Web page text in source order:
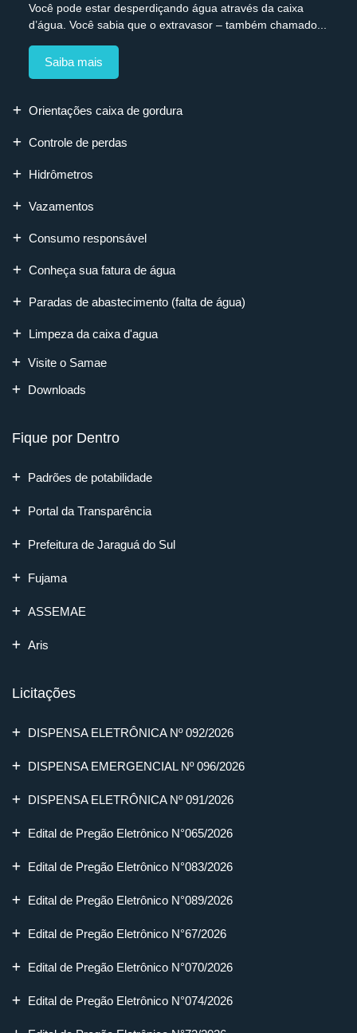
Você pode estar desperdiçando água através da caixa
d’água. Você sabia que o extravasor – também chamado...
Saiba mais
Orientações caixa de gordura
Controle de perdas
Hidrômetros
Vazamentos
Consumo responsável
Conheça sua fatura de água
Paradas de abastecimento (falta de água)
Limpeza da caixa d'agua
Visite o Samae
Downloads
Fique por Dentro
Padrões de potabilidade
Portal da Transparência
Prefeitura de Jaraguá do Sul
Fujama
ASSEMAE
Aris
Licitações
DISPENSA ELETRÔNICA Nº 092/2026
DISPENSA EMERGENCIAL Nº 096/2026
DISPENSA ELETRÔNICA Nº 091/2026
Edital de Pregão Eletrônico N°065/2026
Edital de Pregão Eletrônico N°083/2026
Edital de Pregão Eletrônico N°089/2026
Edital de Pregão Eletrônico N°67/2026
Edital de Pregão Eletrônico N°070/2026
Edital de Pregão Eletrônico N°074/2026